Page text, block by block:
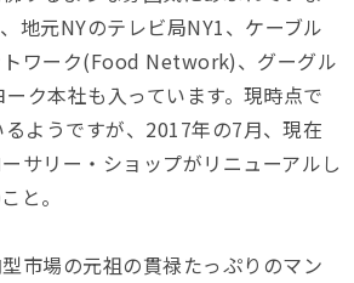
地元NYのテレビ局NY1、ケーブル
ワーク(Food Network)、グーグル
ク本社も入っています。現時点で
ようですが、2017年の7月、現在
サリー・ショップがリニューアルし
と。
市場の元祖の貫禄たっぷりのマン